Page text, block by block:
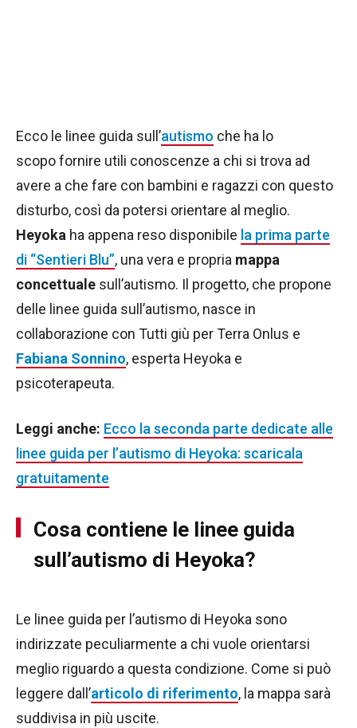
Ecco le linee guida sull’autismo che ha lo
scopo fornire utili conoscenze a chi si trova ad
avere a che fare con bambini e ragazzi con questo
disturbo, così da potersi orientare al meglio.
Heyoka ha appena reso disponibile la prima parte
di “Sentieri Blu”, una vera e propria mappa
concettuale sull’autismo. Il progetto, che propone
delle linee guida sull’autismo, nasce in
collaborazione con Tutti giù per Terra Onlus e
Fabiana Sonnino, esperta Heyoka e
psicoterapeuta.
Leggi anche: Ecco la seconda parte dedicate alle
linee guida per l’autismo di Heyoka: scaricala
gratuitamente
Cosa contiene le linee guida
sull’autismo di Heyoka?
Le linee guida per l’autismo di Heyoka sono
indirizzate peculiarmente a chi vuole orientarsi
meglio riguardo a questa condizione. Come si può
leggere dall’articolo di riferimento, la mappa sarà
suddivisa in più uscite.